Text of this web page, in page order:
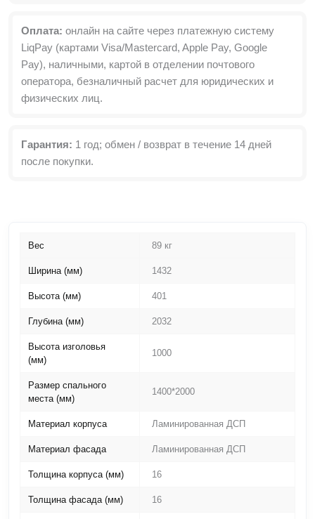
Оплата: онлайн на сайте через платежную систему
LiqPay (картами Visa/Mastercard, Apple Pay, Google
Pay), наличными, картой в отделении почтового
оператора, безналичный расчет для юридических и
физических лиц.
Гарантия: 1 год; обмен / возврат в течение 14 дней
после покупки.
Вес 89 кг
Ширина (мм) 1432
Высота (мм) 401
Глубина (мм) 2032
Высота изголовья
(мм)
1000
Размер спального
места (мм)
1400*2000
Материал корпуса Ламинированная ДСП
Материал фасада Ламинированная ДСП
Толщина корпуса (мм) 16
Толщина фасада (мм) 16